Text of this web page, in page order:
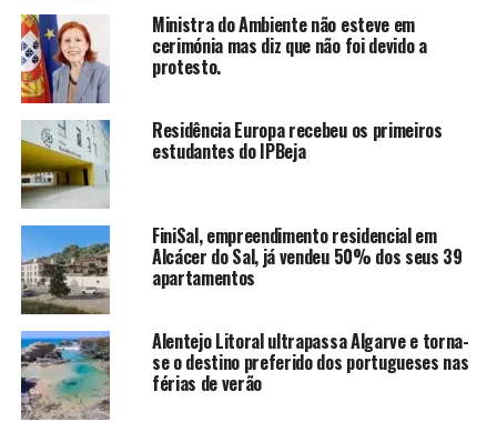
Ministra do Ambiente não esteve em
cerimónia mas diz que não foi devido a
protesto.
Residência Europa recebeu os primeiros
estudantes do IPBeja
FiniSal, empreendimento residencial em
Alcácer do Sal, já vendeu 50% dos seus 39
apartamentos
Alentejo Litoral ultrapassa Algarve e torna-
se o destino preferido dos portugueses nas
férias de verão